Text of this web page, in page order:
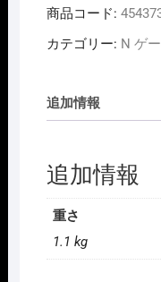
¥3,300
し
た。
は
で
す。
商品コード:
カテゴリー: N ゲ
追加情報
追加情報
重さ
1.1 kg